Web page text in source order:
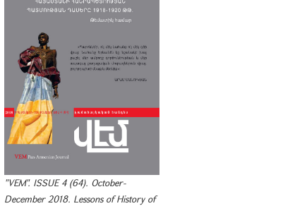
"VEM". ISSUE 4 (64). October-
December 2018. Lessons of History of